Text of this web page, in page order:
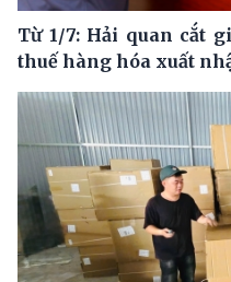
Từ 1/7: Hải quan cắt
thuế hàng hóa xuất